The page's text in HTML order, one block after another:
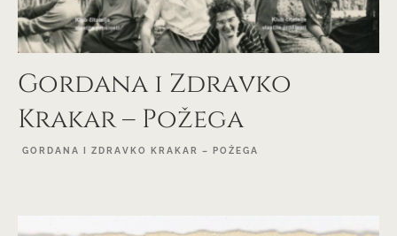
Gordana i Zdravko
Krakar – Požega
GORDANA I ZDRAVKO KRAKAR – POŽEGA